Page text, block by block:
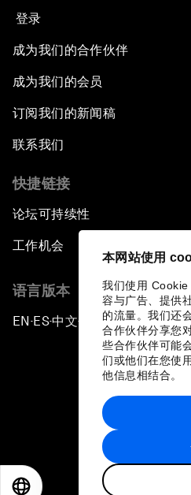
本网站使用
我们使用 Cookie
容与广告、提供
的流量。我们还
合作伙伴分享您
些合作伙伴可能
们或他们在您使
他信息相结合。
登录
成为我们的合作伙伴
成为我们的会员
订阅我们的新闻稿
联系我们
快捷链接
论坛可持续性
工作机会
语言版本
EN ▪ES▪中文▪ 日本語
站点
世